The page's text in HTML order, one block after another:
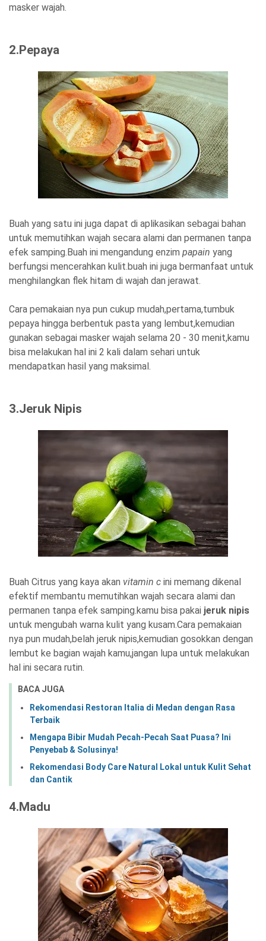
masker wajah.
2.Pepaya
Buah yang satu ini juga dapat di aplikasikan sebagai bahan
untuk memutihkan wajah secara alami dan permanen tanpa
efek samping.Buah ini mengandung enzim papain yang
berfungsi mencerahkan kulit.buah ini juga bermanfaat untuk
menghilangkan flek hitam di wajah dan jerawat.
Cara pemakaian nya pun cukup mudah,pertama,tumbuk
pepaya hingga berbentuk pasta yang lembut,kemudian
gunakan sebagai masker wajah selama 20 - 30 menit,kamu
bisa melakukan hal ini 2 kali dalam sehari untuk
mendapatkan hasil yang maksimal.
3.Jeruk Nipis
Buah Citrus yang kaya akan vitamin c ini memang dikenal
efektif membantu memutihkan wajah secara alami dan
permanen tanpa efek samping.kamu bisa pakai jeruk nipis
untuk mengubah warna kulit yang kusam.Cara pemakaian
nya pun mudah,belah jeruk nipis,kemudian gosokkan dengan
lembut ke bagian wajah kamu,jangan lupa untuk melakukan
hal ini secara rutin.
BACA JUGA
Rekomendasi Restoran Italia di Medan dengan Rasa
Terbaik
Mengapa Bibir Mudah Pecah-Pecah Saat Puasa? Ini
Penyebab & Solusinya!
Rekomendasi Body Care Natural Lokal untuk Kulit Sehat
dan Cantik
4.Madu